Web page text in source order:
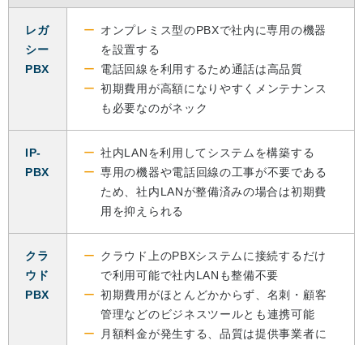
レガ
シー
PBX
オンプレミス型のPBXで社内に専用の機器
を設置する
電話回線を利用するため通話は高品質
初期費用が高額になりやすくメンテナンス
も必要なのがネック
IP‐
PBX
社内LANを利用してシステムを構築する
専用の機器や電話回線の工事が不要である
ため、社内LANが整備済みの場合は初期費
用を抑えられる
クラ
ウド
PBX
クラウド上のPBXシステムに接続するだけ
で利用可能で社内LANも整備不要
初期費用がほとんどかからず、名刺・顧客
管理などのビジネスツールとも連携可能
月額料金が発生する、品質は提供事業者に